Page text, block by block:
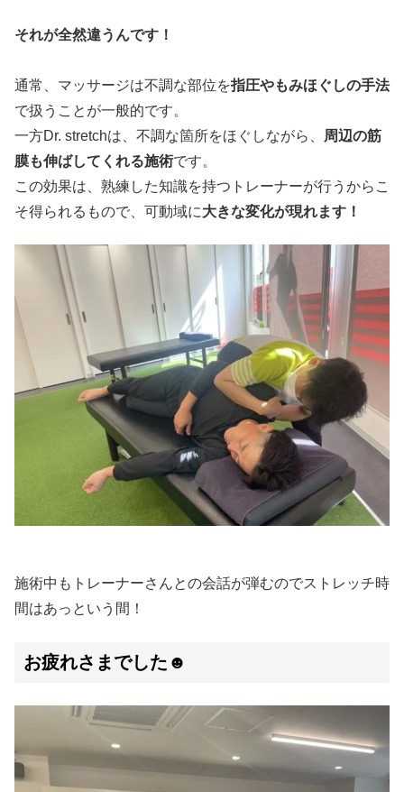
それが全然違うんです！
通常、マッサージは不調な部位を指圧やもみほぐしの手法
で扱うことが一般的です。
一方Dr. stretchは、不調な箇所をほぐしながら、
周辺の筋
膜も伸ばしてくれる施術です。
この効果は、熟練した知識を持つトレーナーが行うからこ
そ得られるもので、可動域に大きな変化が現れます！
施術中もトレーナーさんとの会話が弾むのでストレッチ時
間はあっという間！
お疲れさまでした☻